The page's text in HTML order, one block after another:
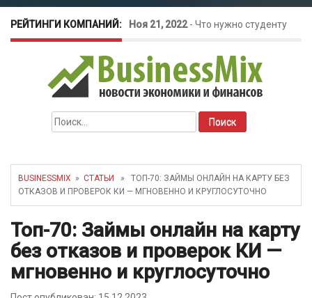
РЕЙТИНГИ КОМПАНИЙ: Ноя 21, 2022- Что нужно студенту
для открытия бизнеса?
Окт 26, 2022-Телефония для
amoCRM: лучшие инструменты для
бизнеса
как защитить свой бизнес?
Найти:
BUSINESSMIX » СТАТЬИ
» ТОП-70: ЗАЙМЫ ОНЛАЙН НА КАРТУ БЕЗ
ОТКАЗОВ И ПРОВЕРОК КИ — МГНОВЕННО И КРУГЛОСУТОЧНО
Топ-70: Займы онлайн на карту
без отказов и проверок КИ —
мгновенно и круглосуточно